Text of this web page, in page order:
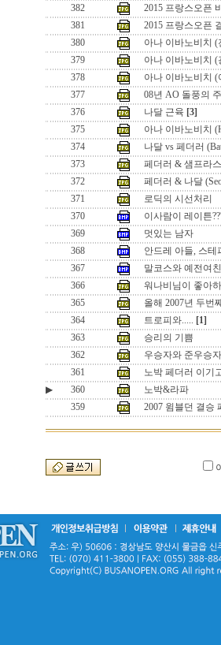
382
2015 프랑스오픈
381
2015 프랑스오픈
380
아나 이바노비치 (
379
아나 이바노비치
378
아나 이바노비치 (
377
08년 AO 돌풍의
376
나달 근육 [3]
375
아나 이바노비치
374
나달 vs 페더러
373
페더러 & 샘프라
372
페더러 & 나달
371
로딕의 시선처리
370
이사람이 레이튼
369
멋있는 남자
368
안드레 아들, 스테
367
말코스와 예전여친
366
워나비님이 좋아
365
올해 2007년 두번
364
트로피와..... [1]
363
승리의 기쁨
362
우승자와 준우승자
361
노박 페더러 이기
▶
360
노박&라파
359
2007 윔블던 결승